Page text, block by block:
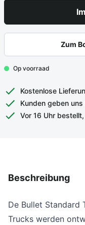
Zum
Op voorraad
Kostenlose
Kunden geben
Vor 16 Uhr
Beschreibung
De Bullet Standard
Trucks werden